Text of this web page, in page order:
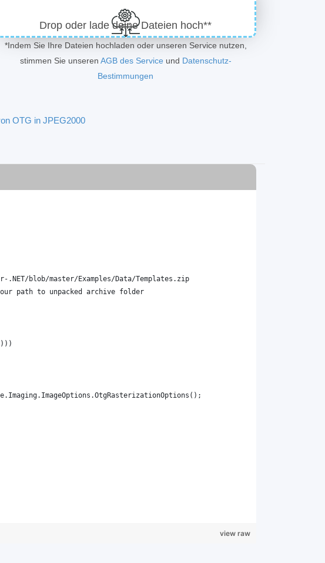
Drop oder lade deine Dateien hoch**
*Indem Sie Ihre Dateien hochladen oder unseren Service nutzen,
stimmen Sie unseren AGB des Service und Datenschutz-
Bestimmungen
OTG in JPEG2000
view raw